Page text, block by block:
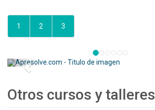
1 2 3
Otros cursos y talleres